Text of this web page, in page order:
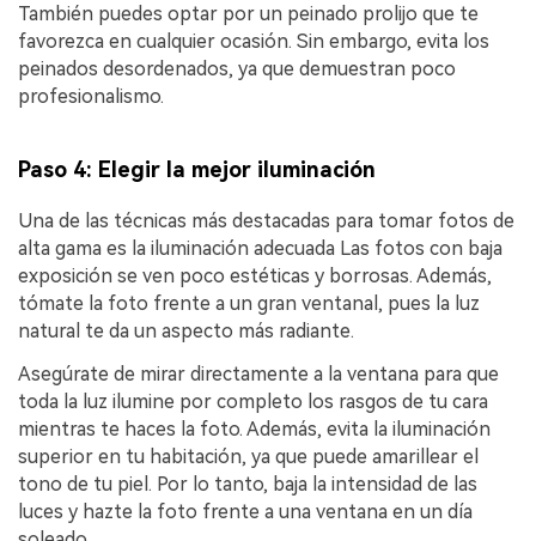
También puedes optar por un peinado prolijo que te
favorezca en cualquier ocasión.󠀲󠀡󠀡󠀤󠀦󠀡󠀡󠀨󠀧󠀳󠀰 Sin embargo, evita los
peinados desordenados, ya que demuestran poco
profesionalismo.󠀲󠀡󠀡󠀤󠀦󠀡󠀡󠀨󠀨󠀳
Paso 4: Elegir la mejor iluminación󠀲󠀡󠀡󠀤󠀦󠀡󠀡󠀨󠀩󠀳
Una de las técnicas más destacadas para tomar fotos de
alta gama es la iluminación adecuada Las fotos con baja
exposición se ven poco estéticas y borrosas.󠀲󠀡󠀡󠀤󠀦󠀡󠀡󠀩󠀡󠀳󠀰 Además,
tómate la foto frente a un gran ventanal, pues la luz
natural te da un aspecto más radiante.󠀲󠀡󠀡󠀤󠀦󠀡󠀩󠀢󠀳
Asegúrate de mirar directamente a la ventana para que
toda la luz ilumine por completo los rasgos de tu cara
mientras te haces la foto.󠀲󠀡󠀡󠀤󠀦󠀡󠀡󠀩󠀣󠀳 Además, evita la iluminación
superior en tu habitación, ya que puede amarillear el
tono de tu piel.󠀲󠀡󠀡󠀤󠀦󠀡󠀡󠀩󠀤󠀳󠀰 Por lo tanto, baja la intensidad de las
luces y hazte la foto frente a una ventana en un día